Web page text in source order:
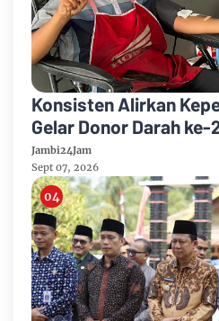
Konsisten Alirkan
Gelar Donor Darah ke-
Anniversary Sinsen
Jambi24Jam
Sept 07, 2026